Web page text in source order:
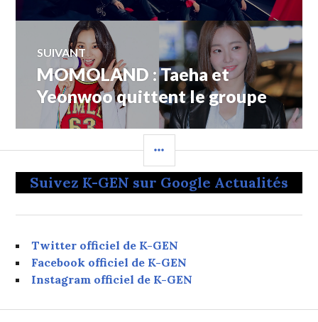
l’article
SUIVANT
Article
Suivant:
MOMOLAND : Taeha et
Yeonwoo quittent le groupe
LATÉRALE
Suivez K-GEN sur Google Actualités
Twitter officiel de K-GEN
Facebook officiel de K-GEN
Instagram officiel de K-GEN